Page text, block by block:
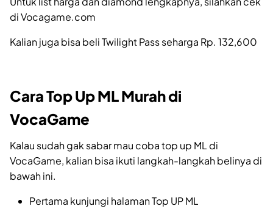
di Vocagame.com
Kalian juga bisa beli Twilight Pass seharga Rp. 132,600
Cara Top Up ML Murah di
VocaGame
Kalau sudah gak sabar mau coba top up ML di
VocaGame, kalian bisa ikuti langkah-langkah belinya di
bawah ini.
Pertama kunjungi halaman Top UP ML